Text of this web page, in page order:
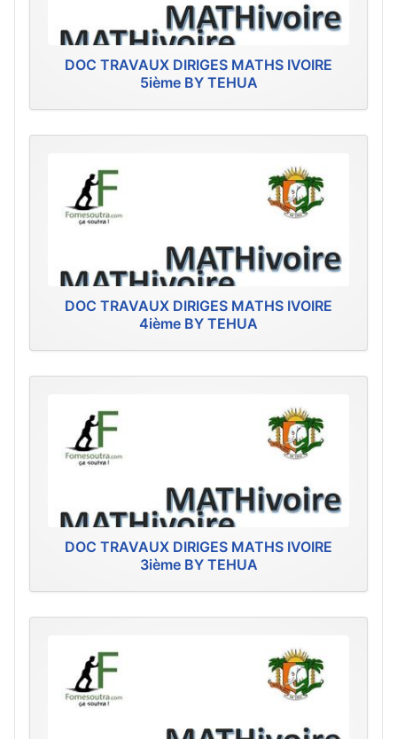
DOC TRAVAUX DIRIGES MATHS IVOIRE
5ième BY TEHUA
DOC TRAVAUX DIRIGES MATHS IVOIRE
4ième BY TEHUA
DOC TRAVAUX DIRIGES MATHS IVOIRE
3ième BY TEHUA